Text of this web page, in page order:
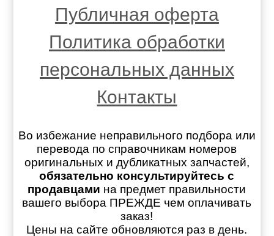
Публичная оферта
Политика обработки
персональных данных
Контакты
Во избежание неправильного подбора или
перевода по справочникам номеров
оригинальных и дубликатных запчастей,
обязательно консультируйтесь с
продавцами на предмет правильности
вашего выбора ПРЕЖДЕ чем оплачивать
заказ!
Цены на сайте обновляются раз в день.